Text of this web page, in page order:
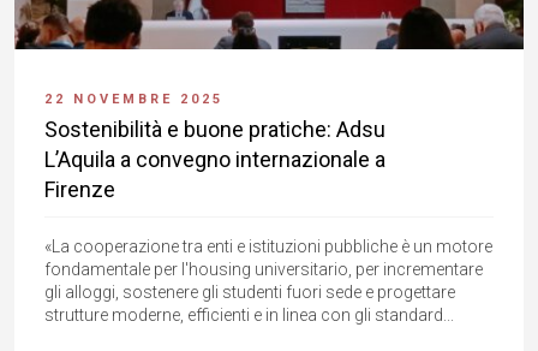
22 NOVEMBRE 2025
Sostenibilità e buone pratiche: Adsu
L’Aquila a convegno internazionale a
Firenze
«La cooperazione tra enti e istituzioni pubbliche è un motore
fondamentale per l'housing universitario, per incrementare
gli alloggi, sostenere gli studenti fuori sede e progettare
strutture moderne, efficienti e in linea con gli standard...